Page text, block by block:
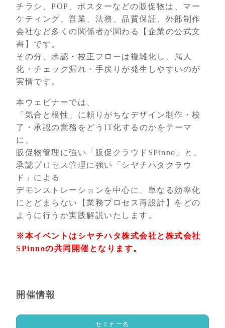
チラシ、POP、ポスターなどの販促物は、マー
ケティング、営業、法務、品質保証、外部制作
会社など多くの関係者が関わる【企業の公式文
書】です。
その分、承認・校正フローは複雑化し、属人
化・チェック漏れ・手戻りが発生しやすいのが
実情です。
本ウェビナーでは、
「気合と根性」に頼りがちなデザイン制作・校
了・承認の業務をどうIT化するのかをテーマ
に、
販促物管理に強い「販促クラウドSPinno」と、
承認プロセス管理に強い「シヤチハタクラウ
ド」による
デモンストレーションを中心に、単なる効率化
にとどまらない【業務プロセス再設計】をどの
ように行うか実践解説いたします。
※本イベントはシヤチハタ株式会社と株式会社
SPinnoの共同開催となります。
開催情報
セミナー名